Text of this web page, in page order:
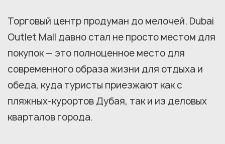
Торговый центр продуман до мелочей. Dubai
Outlet Mall давно стал не просто местом для
покупок — это полноценное место для
современного образа жизни для отдыха и
обеда, куда туристы приезжают как с
пляжных-курортов Дубая, так и из деловых
кварталов города.